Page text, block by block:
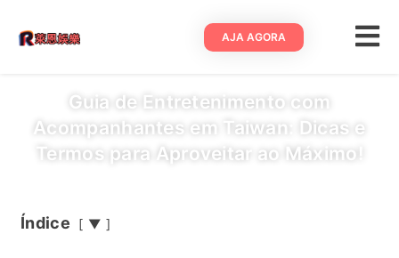
AJA AGORA
Guia de Entretenimento com
Acompanhantes em Taiwan: Dicas e
Termos para Aproveitar ao Máximo!
Índice ▼